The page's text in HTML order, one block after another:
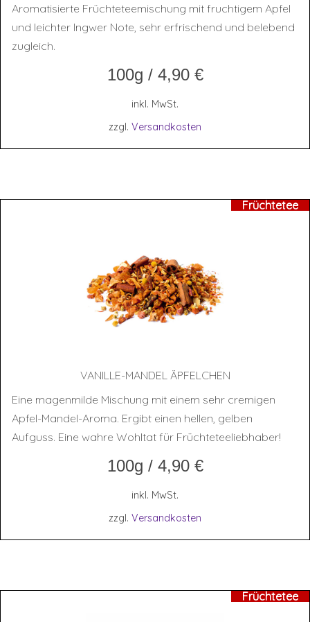
Aromatisierte Früchteteemischung mit fruchtigem Apfel
und leichter Ingwer Note, sehr erfrischend und belebend
zugleich.
100g / 4,90 €
inkl. MwSt.
zzgl. Versandkosten
Früchtetee
VANIL­LE-MAN­DEL ÄPFELCHEN
Eine magenmilde Mischung mit einem sehr cremigen
Apfel-Mandel-Aroma. Ergibt einen hellen, gelben
Aufguss. Eine wahre Wohltat für Früchteteeliebhaber!
100g / 4,90 €
inkl. MwSt.
zzgl. Versandkosten
Früchtetee